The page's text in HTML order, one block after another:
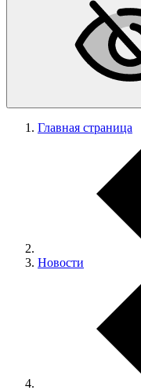
Главная страница
Новости